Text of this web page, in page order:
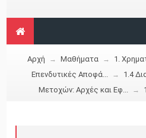
Αρχή → Μαθήματα →
1.
Επενδυτικές Αποφά...
→
1.4
Μετοχών: Αρχές και Εφ...
→